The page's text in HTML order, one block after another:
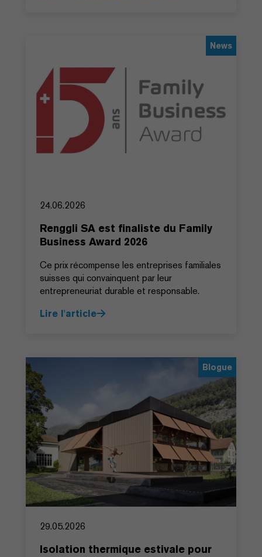
News
24.06.2026
Renggli SA est finaliste du Family
Business Award 2026
Ce prix récompense les entreprises familiales
suisses qui convainquent par leur
entrepreneuriat durable et responsable.
Lire l'article
Blogue
29.05.2026
Isolation thermique estivale pour